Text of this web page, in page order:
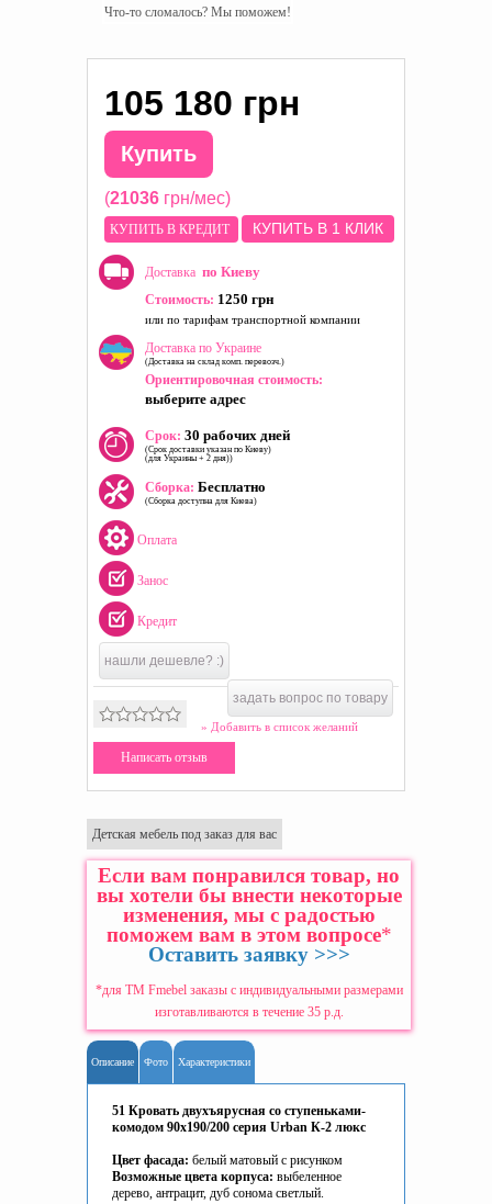
Что-то сломалось? Мы поможем!
105 180 грн
Купить
(21036 грн/мес)
КУПИТЬ В КРЕДИТ КУПИТЬ В 1 КЛИК
Доставка по Киеву
Стоимость: 1250 грн
или по тарифам транспортной компании
Доставка по Украине
(Доставка на склад комп. перевозч.)
Ориентировочная стоимость:
выберите адрес
Срок: 30 рабочих дней
(Срок доставки указан по Киеву)
(для Украины + 2 дня))
Сборка: Бесплатно
(Сборка доступна для Киева)
Оплата
Занос
Кредит
нашли дешевле? :)
задать вопрос по товару
» Добавить в список желаний
Написать отзыв
Детская мебель под заказ для вас
Если вам понравился товар, но
вы хотели бы внести некоторые
изменения, мы с радостью
поможем вам в этом вопросе*
Оставить заявку >>>
*для ТМ Fmebel заказы с индивидуальными размерами
изготавливаются в течение 35 р.д.
Описание Фото Характеристики
51 Кровать двухъярусная со ступеньками-
комодом 90х190/200 серия Urban К-2 люкс
Цвет фасада: белый матовый с рисунком
Возможные цвета корпуса: выбеленное
дерево, антрацит, дуб сонома светлый.